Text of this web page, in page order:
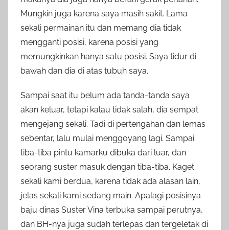
Mungkin juga karena saya masih sakit. Lama
sekali permainan itu dan memang dia tidak
mengganti posisi, karena posisi yang
memungkinkan hanya satu posisi. Saya tidur di
bawah dan dia di atas tubuh saya.
Sampai saat itu belum ada tanda-tanda saya
akan keluar, tetapi kalau tidak salah, dia sempat
mengejang sekali. Tadi di pertengahan dan lemas
sebentar, lalu mulai menggoyang lagi. Sampai
tiba-tiba pintu kamarku dibuka dari luar, dan
seorang suster masuk dengan tiba-tiba. Kaget
sekali kami berdua, karena tidak ada alasan lain,
jelas sekali kami sedang main. Apalagi posisinya
baju dinas Suster Vina terbuka sampai perutnya,
dan BH-nya juga sudah terlepas dan tergeletak di